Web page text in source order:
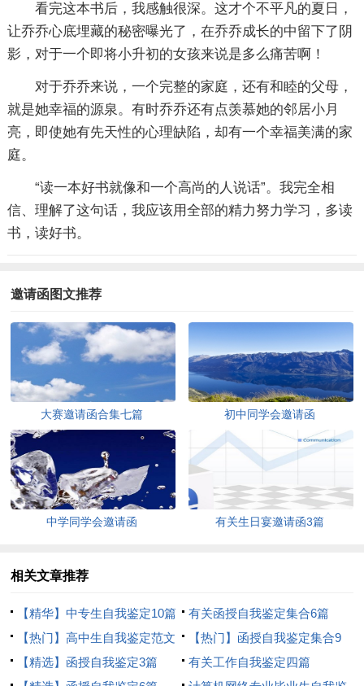
看完这本书后，我感触很深。这才个不平凡的夏日，
让乔乔心底埋藏的秘密曝光了，在乔乔成长的中留下了阴
影，对于一个即将小升初的女孩来说是多么痛苦啊！
对于乔乔来说，一个完整的家庭，还有和睦的父母，
就是她幸福的源泉。有时乔乔还有点羡慕她的邻居小月
亮，即使她有先天性的心理缺陷，却有一个幸福美满的家
庭。
“读一本好书就像和一个高尚的人说话”。我完全相
信、理解了这句话，我应该用全部的精力努力学习，多读
书，读好书。
邀请函图文推荐
大赛邀请函合集七篇 初中同学会邀请函
中学同学会邀请函 有关生日宴邀请函3篇
相关文章推荐
【精华】中专生自我鉴定10篇
有关函授自我鉴定集合6篇
【热门】高中生自我鉴定范文
合集十篇
【热门】函授自我鉴定集合9
篇
【精选】函授自我鉴定3篇
有关工作自我鉴定四篇